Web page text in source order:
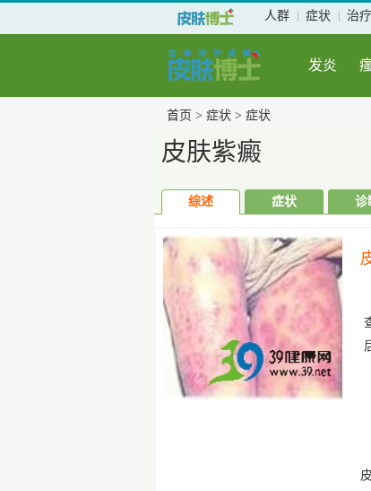
人群 症状 治疗
发炎
首页 > 症状 > 症状
皮肤紫癜
综述 症状 诊